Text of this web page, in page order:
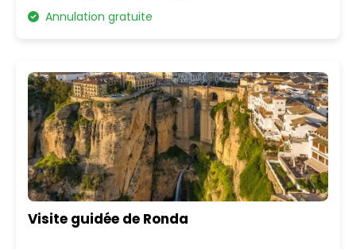
Annulation gratuite
Visite guidée de Ronda